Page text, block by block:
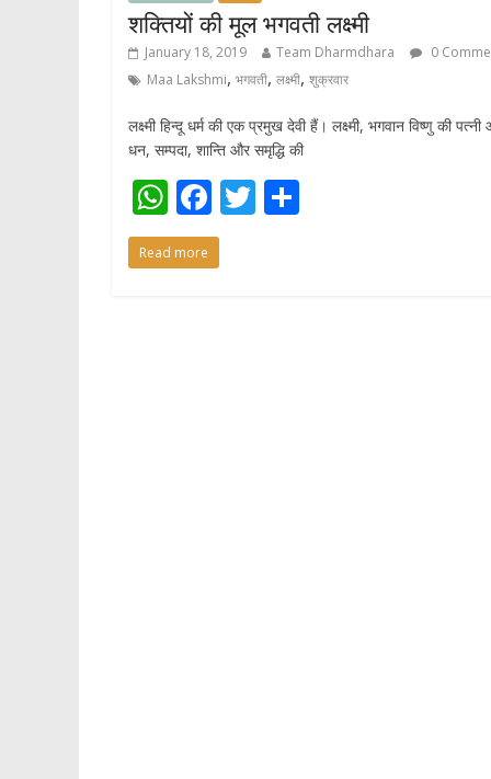
शक्तियों की मूल भगवती लक्ष्मी
January 18, 2019 Team Dharmdhara
0
Maa Lakshmi, भगवती, लक्ष्मी, शुक्रवार
लक्ष्मी हिन्दू धर्म की एक प्रमुख देवी हैं। लक्ष्मी, भगवान विष्णु की
धन, सम्पदा, शान्ति और समृद्धि की
W
h
at
F
ac
e
T
Read more